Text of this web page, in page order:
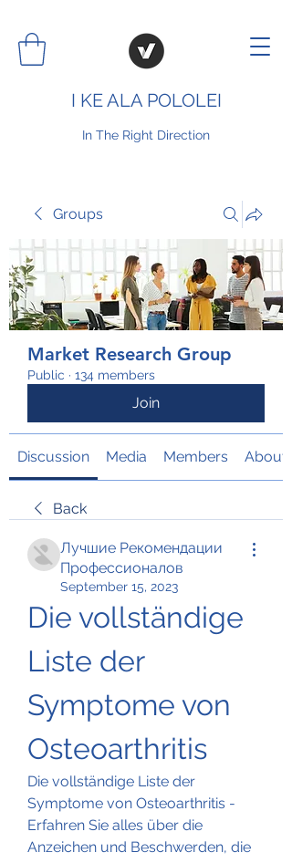
I KE ALA POLOLEI
In The Right Direction
Groups
Market Research Group
Public · 134 members
Join
Discussion Media Members About
Back
Лучшие Рекомендации
Профессионалов
September 15, 2023
Die vollständige
Liste der
Symptome von
Osteoarthritis
Die vollständige Liste der
Symptome von Osteoarthritis -
Erfahren Sie alles über die
Anzeichen und Beschwerden, die